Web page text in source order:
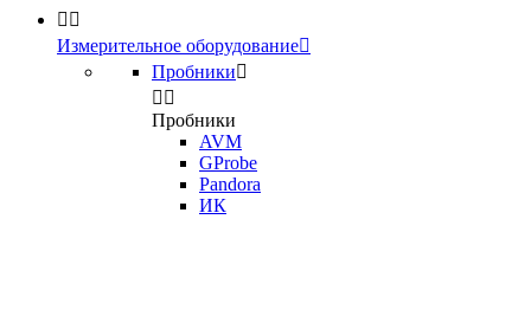
 
Измерительное оборудование
Пробники
 
Пробники
AVM
GProbe
Pandora
ИК